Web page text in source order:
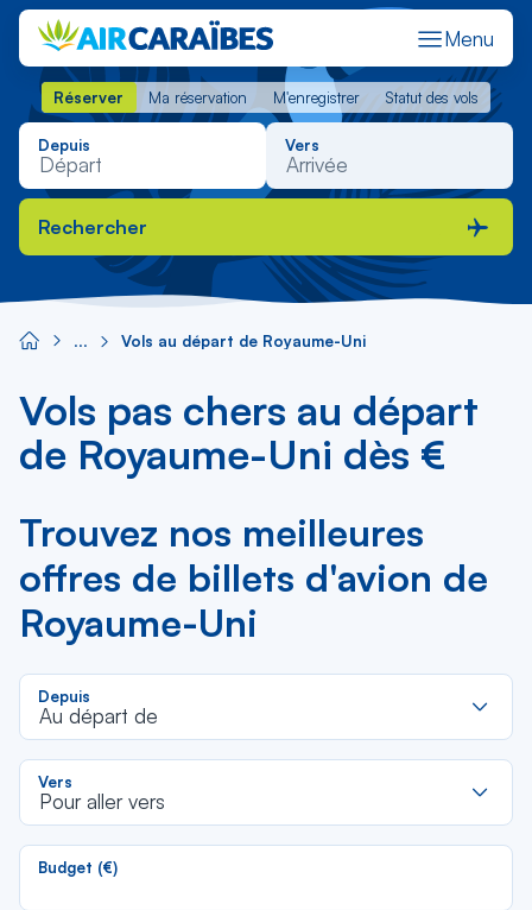
Menu
Réserver Ma réservation M'enregistrer Statut des vols
Réserver Ma réservation M'enregistrer Statut des vols
Depuis Vers
Rechercher
Vols au départ de Royaume-Uni
Vols pas chers au départ
de Royaume-Uni dès €
Trouvez nos meilleures
offres de billets d'avion de
Royaume-Uni
Depuis
Au départ de
Vers
Pour aller vers
Budget (€)